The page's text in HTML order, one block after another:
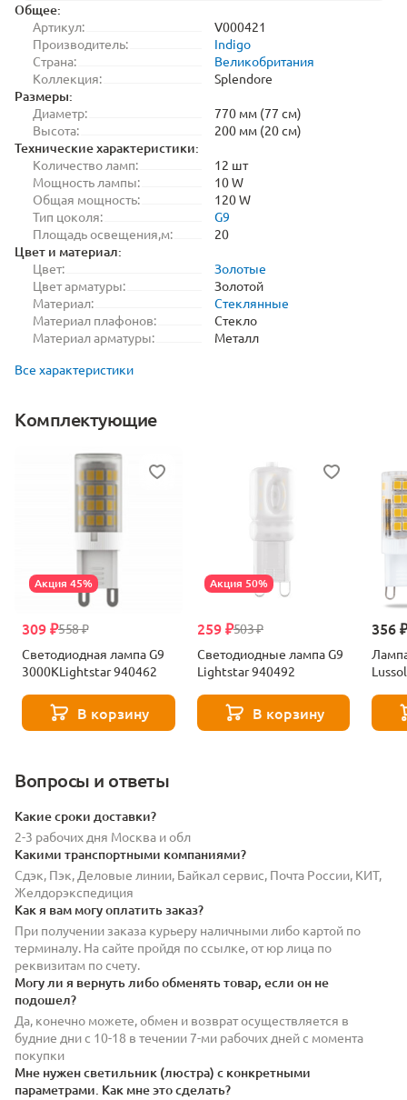
Общее:
Артикул:
V000421
Производитель:
Indigo
Страна:
Великобритания
Коллекция:
Splendore
Размеры:
Диаметр:
770 мм (77 см)
Высота:
200 мм (20 см)
Технические характеристики:
Количество ламп:
12 шт
Мощность лампы:
10 W
Общая мощность:
120 W
Тип цоколя:
G9
Площадь освещения,м:
20
Цвет и материал:
Цвет:
Золотые
Цвет арматуры:
Золотой
Материал:
Стеклянные
Материал плафонов:
Стекло
Материал арматуры:
Металл
Все характеристики
Комплектующие
Акция 45%
558 ₽
309 ₽
Светодиодная лампа G9
3000KLightstar 940462
В корзину
Акция 50%
503 ₽
259 ₽
Светодиодные лампа G9
Lightstar 940492
В корзину
356
Вопросы и ответы
Какие сроки доставки?
2-3 рабочих дня Москва и обл
Какими транспортными компаниями?
Сдэк, Пэк, Деловые линии, Байкал сервис, Почта России, КИТ,
Желдорэкспедиция
Как я вам могу оплатить заказ?
При получении заказа курьеру наличными либо картой по
терминалу. На сайте пройдя по ссылке, от юр лица по
реквизитам по счету.
Могу ли я вернуть либо обменять товар, если он не
подошел?
Да, конечно можете, обмен и возврат осуществляется в
будние дни с 10-18 в течении 7-ми рабочих дней с момента
покупки
Мне нужен светильник (люстра) с конкретными
параметрами. Как мне это сделать?